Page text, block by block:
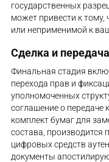
государственных
может привести к тому,
или неприменимой к
Сделка и
Финальная стадия
перехода прав и
уполномоченных
соглашение о передаче
комплект бумаг для
состава,
цифровых средств
документы